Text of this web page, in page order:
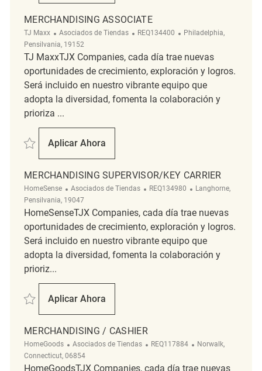
MERCHANDISING ASSOCIATE
TJ Maxx Categoría
Asociados de Tiendas ReqId
REQ134400 Ubicación
Philadelphia,
Pensilvania, 19152
TJ MaxxTJX Companies, cada día trae nuevas
oportunidades de crecimiento, exploración y logros.
Será incluido en nuestro vibrante equipo que
adopta la diversidad, fomenta la colaboración y
prioriza ...
Salvar Merchandising Associate REQ134400
Aplicar Ahora
Merchandising Associate
MERCHANDISING SUPERVISOR/KEY CARRIER
HomeSense Categoría
Asociados de Tiendas ReqId
REQ134980 Ubicación
Langhorne,
Pensilvania, 19047
HomeSenseTJX Companies, cada día trae nuevas
oportunidades de crecimiento, exploración y logros.
Será incluido en nuestro vibrante equipo que
adopta la diversidad, fomenta la colaboración y
prioriz...
Salvar Merchandising Supervisor/Key Carrier REQ134980
Aplicar Ahora
Merchandising Supervisor/Key Carrier
MERCHANDISING / CASHIER
HomeGoods Categoría
Asociados de Tiendas ReqId
REQ117884 Ubicación
Norwalk,
Connecticut, 06854
HomeGoodsTJX Companies, cada día trae nuevas